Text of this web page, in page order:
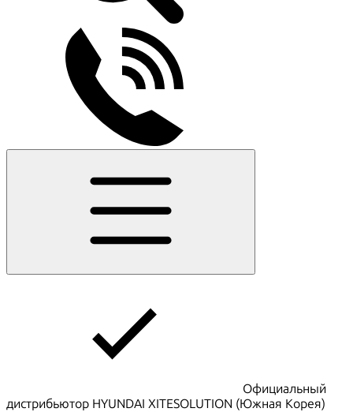
Официальный
дистрибьютор HYUNDAI XITESOLUTION (Южная Корея)